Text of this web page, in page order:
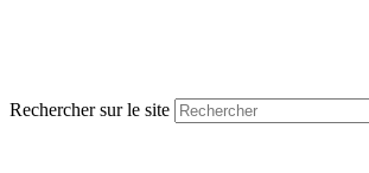
Rechercher sur le site